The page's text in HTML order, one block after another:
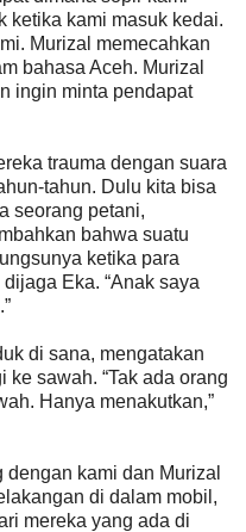
ketika kami masuk kedai.
Murizal memecahkan
bahasa Aceh. Murizal
ingin minta pendapat
trauma dengan suara
tahun. Dulu kita bisa
seorang petani,
bahwa suatu
ketika para
Eka. “Anak saya
di sana, mengatakan
sawah. “Tak ada orang
Hanya menakutkan,”
kami dan Murizal
di dalam mobil,
mereka yang ada di